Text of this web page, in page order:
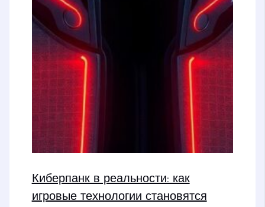
Киберпанк в реальности: как
игровые технологии становятся